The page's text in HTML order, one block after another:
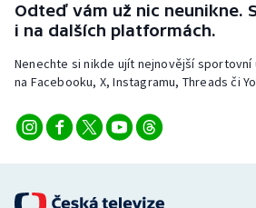
Odteď vám už nic neunikne.
i na dalších platformách.
Nenechte si nikde ujít nejnovější sportovní
na Facebooku, X, Instagramu, Threads či